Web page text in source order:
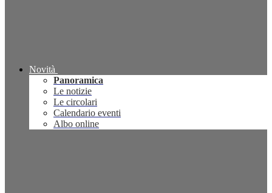
Novità
Panoramica
Le notizie
Le circolari
Calendario eventi
Albo online